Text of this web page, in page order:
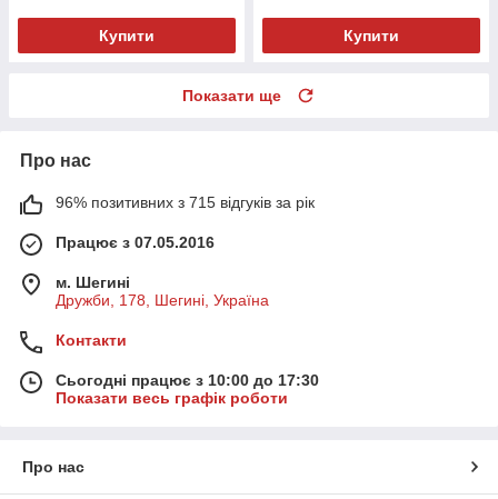
Купити Купити
Показати ще
Про нас
96% позитивних з 715 відгуків за рік
Працює з 07.05.2016
м. Шегині
Дружби, 178, Шегині, Україна
Контакти
Сьогодні працює з 10:00 до 17:30
Показати весь графік роботи
Про нас